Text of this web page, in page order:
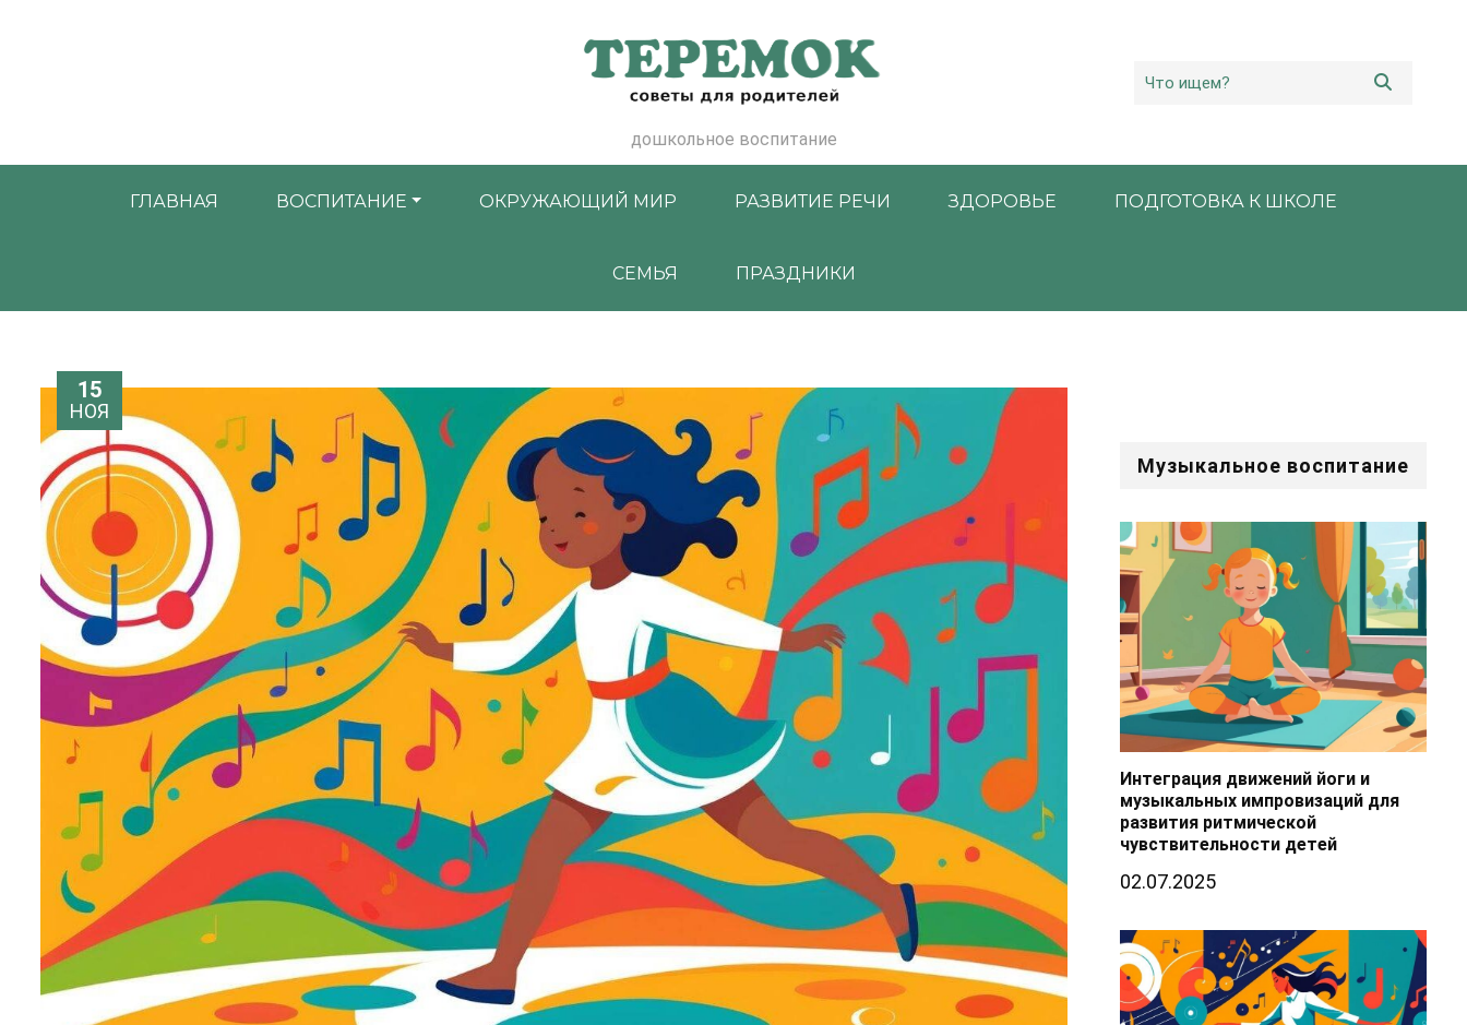
дошкольное воспитание
ГЛАВНАЯ ВОСПИТАНИЕ ОКРУЖАЮЩИЙ МИР РАЗВИТИЕ РЕЧИ ЗДОРОВЬЕ ПОДГОТОВКА К ШКОЛЕ
СЕМЬЯ ПРАЗДНИКИ
15
НОЯ
Музыкальное воспитание
Интеграция движений йоги и
музыкальных импровизаций для
развития ритмической
чувствительности детей
02.07.2025